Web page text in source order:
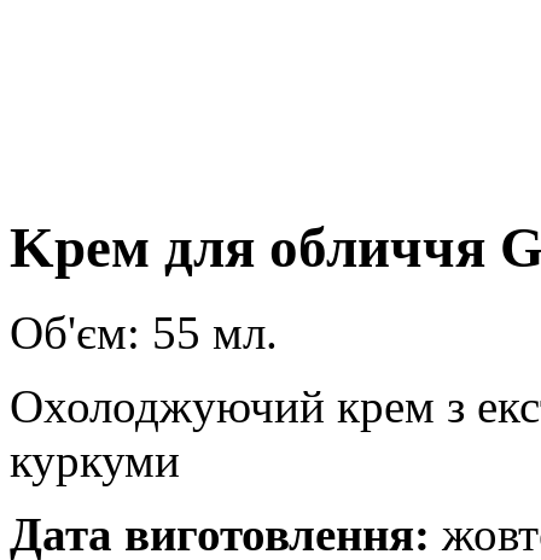
Kрем для обличчя
Об'єм: 55 мл.
Охолоджуючий крем з
куркуми
Дата виготовлення: